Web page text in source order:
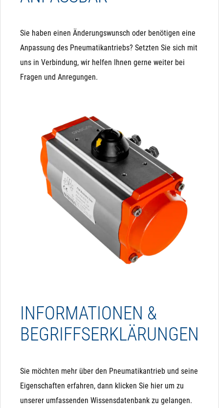
Sie haben einen Änderungswunsch oder benötigen eine
Anpassung des Pneumatikantriebs? Setzten Sie sich mit
uns in Verbindung, wir helfen Ihnen gerne weiter bei
Fragen und Anregungen.
INFORMATIONEN &
BEGRIFFSERKLÄRUNGEN
Sie möchten mehr über den Pneumatikantrieb und seine
Eigenschaften erfahren, dann klicken Sie hier um zu
unserer umfassenden Wissensdatenbank zu gelangen.